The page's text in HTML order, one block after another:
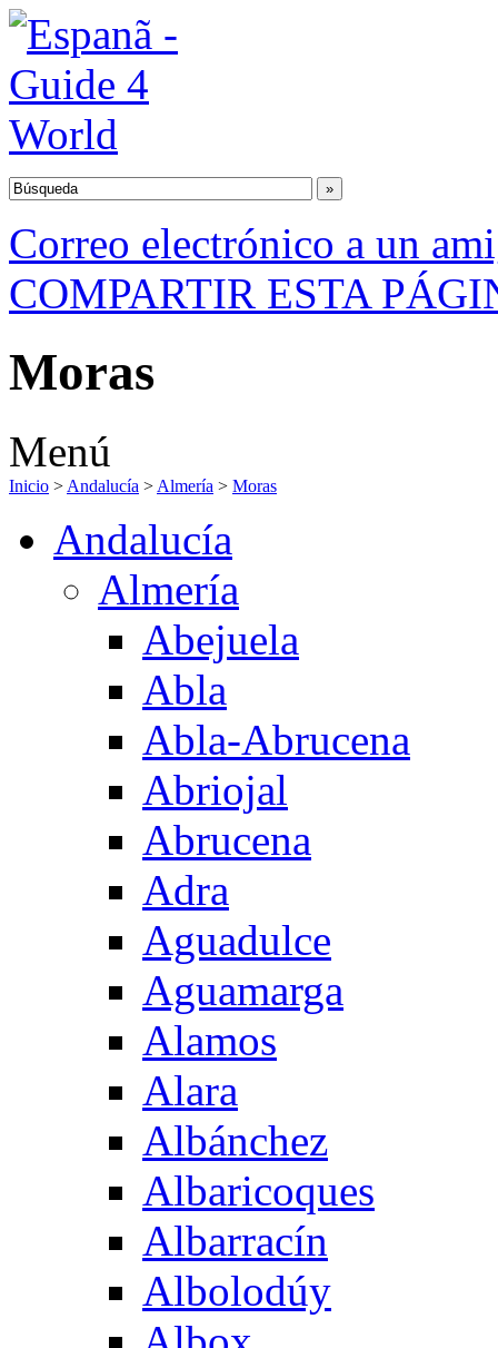
Correo electrónico a un
COMPARTIR ESTA
Moras
Menú
Inicio > Andalucía > Almería > Moras
Andalucía
Almería
Abejuela
Abla
Abla-Abrucena
Abriojal
Abrucena
Adra
Aguadulce
Aguamarga
Alamos
Alara
Albánchez
Albaricoques
Albarracín
Albolodúy